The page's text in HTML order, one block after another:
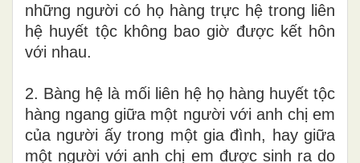
những người có họ hàng trực hệ trong liên
hệ huyết tộc không bao giờ được kết hôn
với nhau.
2. Bàng hệ là mối liên hệ họ hàng huyết tộc
hàng nganggiữa một người với anh chị em
của người ấy trong một gia đình, hay giữa
một ngườivới anh chị em đượcsinh rado